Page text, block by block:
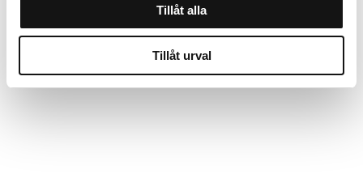
Tillåt alla
Tillåt urval